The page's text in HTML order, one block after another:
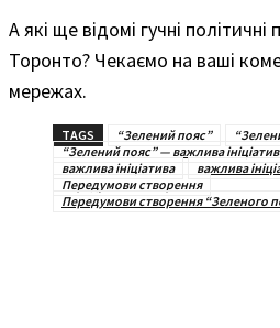
А які ще відомі гучні політичні
Торонто? Чекаємо на ваші
мережах.
TAGS “Зелений пояс”
“Зелений пояс” — важлива
важлива ініціатива
важлива
Передумови створення
Передумови створення “Зеленого